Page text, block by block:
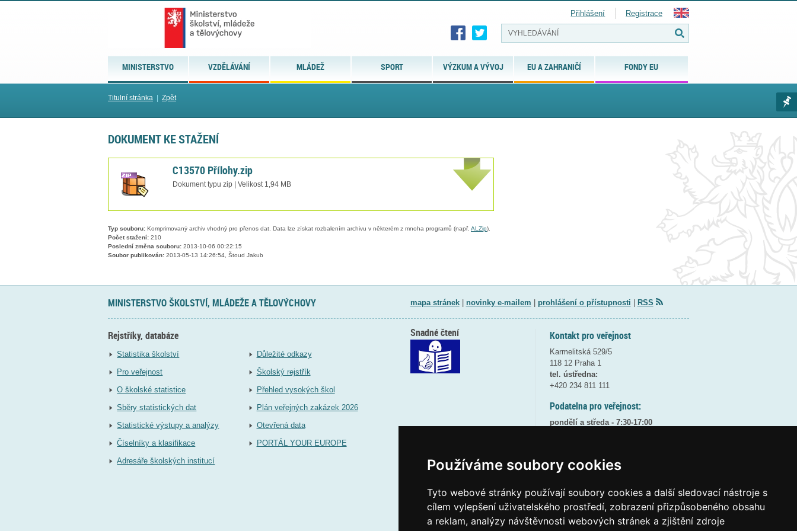
Používáme soubory cookies
Tyto webové stránky používají soubory cookies a další sledovací nástroje s
cílem vylepšení uživatelského prostředí, zobrazení přizpůsobeného obsahu
a reklam, analýzy návštěvnosti webových stránek a zjištění zdroje
MINISTERSTVO VZDĚLÁVÁNÍ MLÁDEŽ SPORT VÝZKUM A VÝVOJ EU A ZAHRANIČÍ FONDY EU
Přihlášení Registrace
Titulní stránka Zpět
DOKUMENT KE STAŽENÍ
C13570 Přílohy.zip
Dokument typu zip | Velikost 1,94 MB
Typ souboru: Komprimovaný archiv vhodný pro přenos dat. Data lze získat rozbalením archivu v některém z mnoha programů (např. ALZip).
Počet stažení: 210
Poslední změna souboru: 2013-10-06 00:22:15
Soubor publikován: 2013-05-13 14:26:54, Štoud Jakub
MINISTERSTVO ŠKOLSTVÍ, MLÁDEŽE A TĚLOVÝCHOVY mapa stránek| novinky e-mailem prohlášení o přístupnosti RSS
Rejstříky, databáze
Statistika školství
Pro veřejnost
O školské statistice
Sběry statistických dat
Statistické výstupy a analýzy
Číselníky a klasifikace
Adresáře školských institucí
Důležité odkazy
Školský rejstřík
Přehled vysokých škol
Plán veřejných zakázek 2026
Otevřená data
PORTÁL YOUR EUROPE
Kontakt pro veřejnost
Karmelitská 529/5
118 12 Praha 1
tel. ústředna:
+420 234 811 111
Podatelna pro veřejnost:
pondělí a středa - 7:30-17:00
8:30 - 9:30 - bezpečnostní přestávka
Elektronická podatelna:
posta@msmtgov cz
Snadné čtení